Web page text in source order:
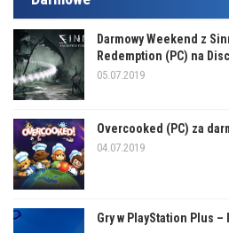
Darmowy Weekend z
Redemption (PC) na
05.07.2019
Overcooked (PC) za
04.07.2019
Gry w PlayStation Plus –